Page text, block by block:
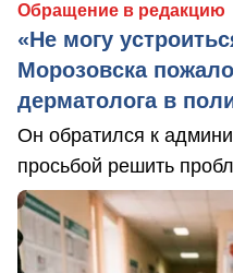
Обращение в редакцию
«Не могу
Морозовска
дерматолога в
Он обратился к
просьбой решить